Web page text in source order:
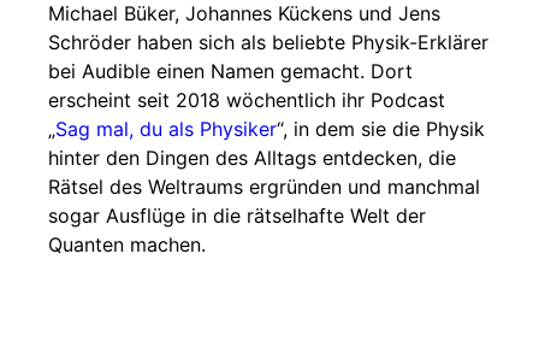
Michael Büker, Johannes Kückens und Jens
Schröder haben sich als beliebte Physik-Erklärer
bei Audible einen Namen gemacht. Dort
erscheint seit 2018 wöchentlich ihr Podcast
„Sag mal, du als Physiker“, in dem sie die Physik
hinter den Dingen des Alltags entdecken, die
Rätsel des Weltraums ergründen und manchmal
sogar Ausflüge in die rätselhafte Welt der
Quanten machen.